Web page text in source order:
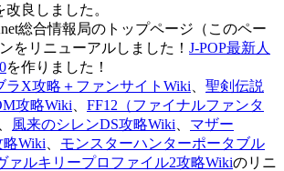
良しました。
総合情報局のトップページ（このペー
をリニューアルしました！ J-POP最新人
を作りました！
ラX攻略＋ファンサイトWiki
聖剣伝説
攻略Wiki
FF12（ファイナルファンタ
風来のシレンDS攻略Wiki
マザー
略Wiki
モンスターハンターポータブル
ァルキリープロファイル2攻略Wikiのリニ